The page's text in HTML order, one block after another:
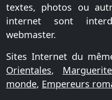
textes, photos ou
internet sont
webmaster.
Sites Internet du
Orientales,
monde, Empereurs